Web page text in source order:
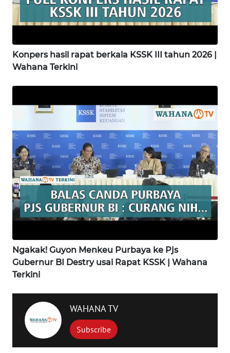
Konpers hasil rapat berkala KSSK III tahun 2026 |
Wahana Terkini
Ngakak! Guyon Menkeu Purbaya ke Pjs
Gubernur BI Destry usai Rapat KSSK | Wahana
Terkini
WAHANA TV
Subscribe
INFRASTRUKTUR
KONSUMEN
WAHANA
WAHANA
WAHANA
TV
WAHANANEWS
WAHANANEWS
WAHANANEWS
NET
SPORT
WAHANA
UMKM